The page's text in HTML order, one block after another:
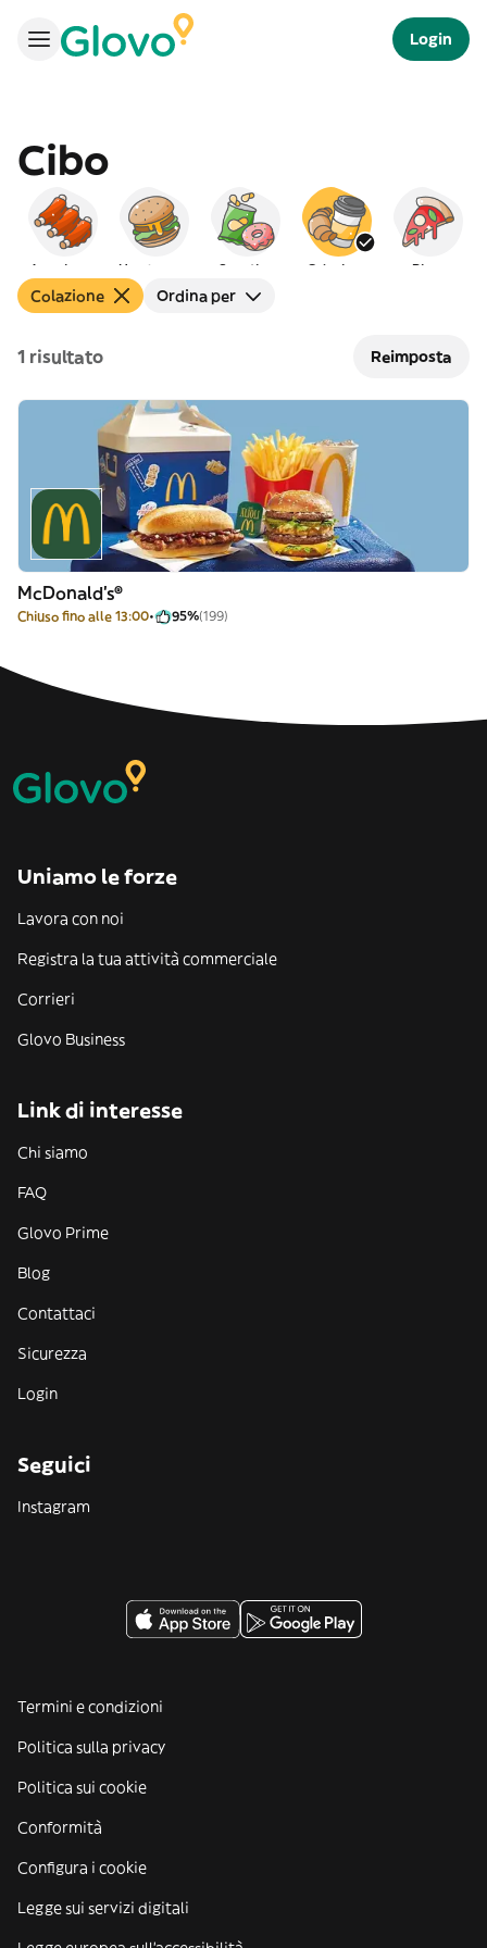
Login
Cibo
Americano Hamburger Spuntino Colazione Pizza
Colazione Ordina per
1 risultato Reimposta
McDonald's®
Chiuso fino alle 13:00 95%(199)
Uniamo le forze
Lavora con noi
Registra la tua attività commerciale
Corrieri
Glovo Business
Link di interesse
Chi siamo
FAQ
Glovo Prime
Blog
Contattaci
Sicurezza
Login
Seguici
Instagram
Termini e condizioni
Politica sulla privacy
Politica sui cookie
Conformità
Configura i cookie
Legge sui servizi digitali